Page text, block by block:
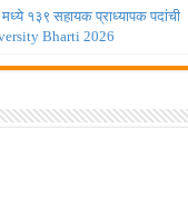
१३९ सहायक प्राध्यापक पदांची
Bharti 2026